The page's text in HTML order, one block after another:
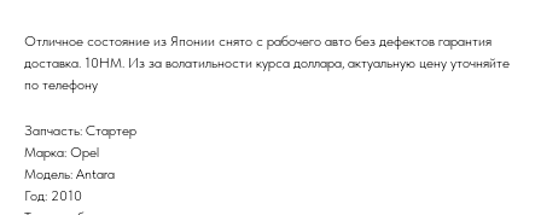
Отличное состояние из Японии снято с рабочего авто без дефектов гарантия
доставка. 10HM. Из за волатильности курса доллара, актуальную цену уточняйте
по телефону
Запчасть: Стартер
Марка: Opel
Модель: Antara
Год: 2010